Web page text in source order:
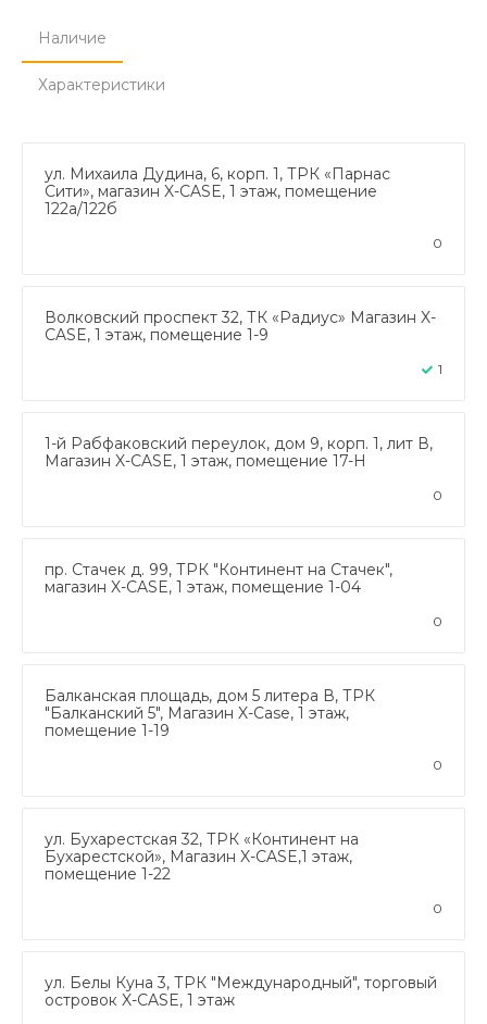
Наличие
Характеристики
ул. Михаила Дудина, 6, корп. 1, ТРК «Парнас
Сити», магазин X-CASE, 1 этаж, помещение
122а/122б
0
Волковский проспект 32, ТК «Радиус» Магазин X-
CASE, 1 этаж, помещение 1-9
1
1-й Рабфаковский переулок, дом 9, корп. 1, лит В,
Магазин X-CASE, 1 этаж, помещение 17-Н
0
пр. Стачек д. 99, ТРК "Континент на Стачек",
магазин X-CASE, 1 этаж, помещение 1-04
0
Балканская площадь, дом 5 литера В, ТРК
"Балканский 5", Магазин X-Case, 1 этаж,
помещение 1-19
0
ул. Бухарестская 32, ТРК «Континент на
Бухарестской», Магазин X-CASE,1 этаж,
помещение 1-22
0
ул. Белы Куна 3, ТРК "Международный", торговый
островок X-CASE, 1 этаж